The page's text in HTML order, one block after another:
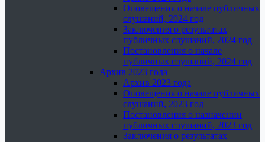
Оповещения о начале публичных
слушаний, 2024 год
Заключения о результатах
публичных слушаний, 2024 год
Постановления о начале
публичных слушаний, 2024 год
Архив 2023 года
Архив 2023 года
Оповещения о начале публичных
слушаний, 2023 год
Постановления о назначении
публичных слушаний, 2023 год
Заключения о результатах